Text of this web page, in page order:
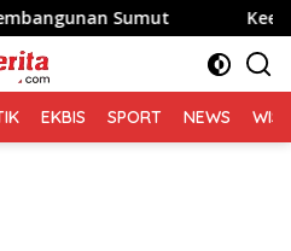
Sumut Keempat
EKBIS SPORT NEWS